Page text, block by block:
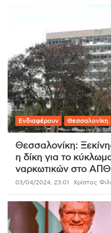
Ενδιαφέρουν Θεσσαλονίκη
Θεσσαλονίκη:
η δίκη για το
ναρκωτικών στο ΑΠΘ
03/04/2024, 23:01 Χρίστος